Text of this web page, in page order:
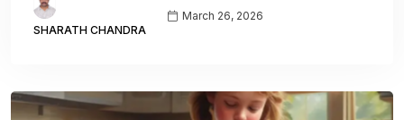
SHARATH CHANDRA
March 26, 2026